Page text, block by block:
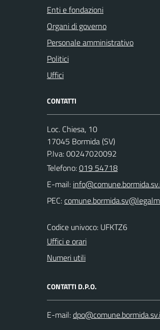
Enti e fondazioni
Organi di governo
Personale amministrativo
Politici
Uffici
CONTATTI
Loc. Chiesa, 10
17045 Bormida (SV)
P.Iva: 00247020092
Telefono:019 54718
E-mail:
PEC:
Codice univoco: UFKTZ6
Uffici e orari
Numeri utili
CONTATTI D.P.O.
E-mail: